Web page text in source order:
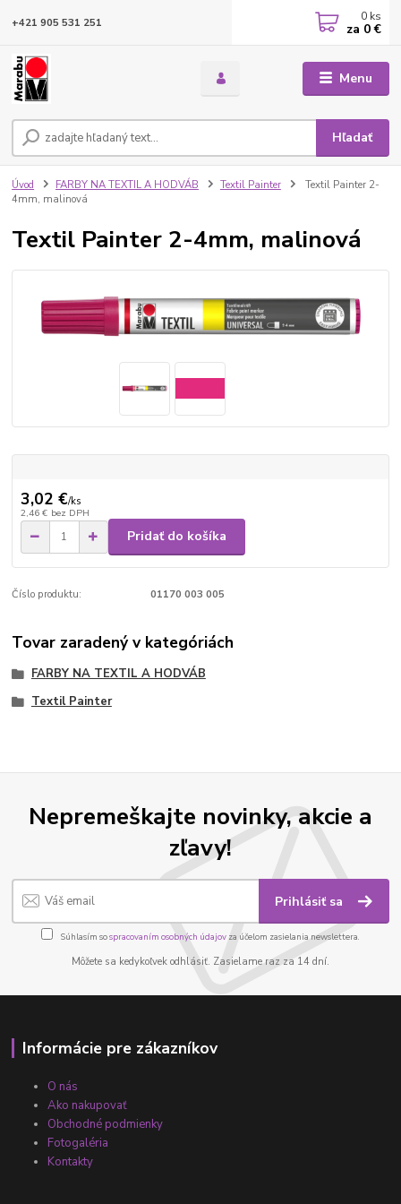
Menu
Hľadať
+421 905 531 251 0 ks
za 0 €
Úvod FARBY NA TEXTIL A HODVÁB Textil Painter
Textil Painter 2-
4mm, malinová
Textil Painter 2-4mm, malinová
3,02 €/ks
2,46 € bez DPH
Pridať do košíka
Číslo produktu: 01170 003 005
Tovar zaradený v kategóriách
FARBY NA TEXTIL A HODVÁB
Textil Painter
Nepremeškajte novinky, akcie a
zľavy!
Prihlásiť sa
Súhlasím sospracovaním osobných údajov za účelom zasielania newslettera.
Môžete sa kedykoľvek odhlásiť. Zasielame raz za 14 dní.
Informácie pre zákazníkov
O nás
Ako nakupovať
Obchodné podmienky
Fotogaléria
Kontakty